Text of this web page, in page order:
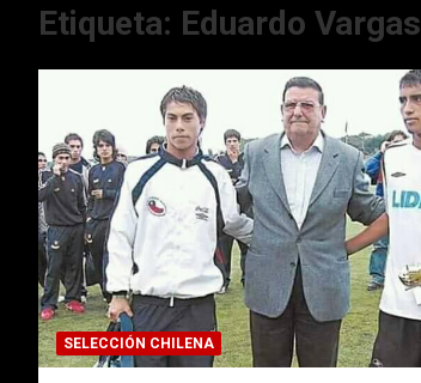
Etiqueta: Eduardo Vargas
SELECCIÓN CHILENA